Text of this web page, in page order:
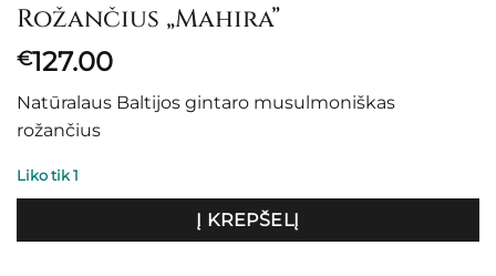
Rožančius „Mahira”
€127.00
Natūralaus Baltijos gintaro musulmoniškas
rožančius
Liko tik 1
Į KREPŠELĮ